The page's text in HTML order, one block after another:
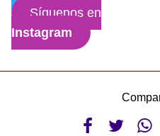
Síguenos en
Instagram
  